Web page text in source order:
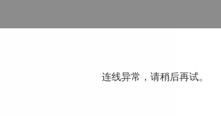
连线异常，请稍后再试。